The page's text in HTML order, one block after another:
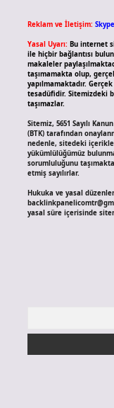
Reklam ve İletişim:
Yasal Uyarı: Bu internet
ile hiçbir bağlantısı
makaleler
taşımamakta olup,
yapılmamaktadır.
tesadüfidir. Sitemizdeki
taşımazlar.
Sitemiz, 5651 Sayılı
(BTK) tarafından
nedenle, sitedeki
yükümlülüğümüz
sorumluluğunu
etmiş sayılırlar.
Hukuka ve yasal
yasal süre içerisinde